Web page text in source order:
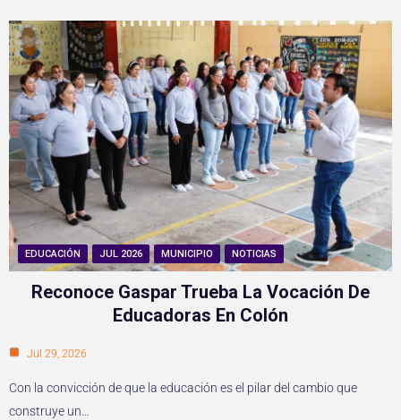
EDUCACIÓN JUL 2026 MUNICIPIO NOTICIAS
Reconoce Gaspar Trueba La Vocación De
Educadoras En Colón
Jul 29, 2026
Con la convicción de que la educación es el pilar del cambio que
construye un…